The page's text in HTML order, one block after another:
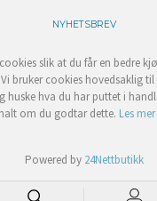
NYHETSBREV
slik at du får en bedre
bruker cookies hovedsaklig
huske hva du har puttet i
om du godtar dette. Les mer
Powered by 24Nettbutikk